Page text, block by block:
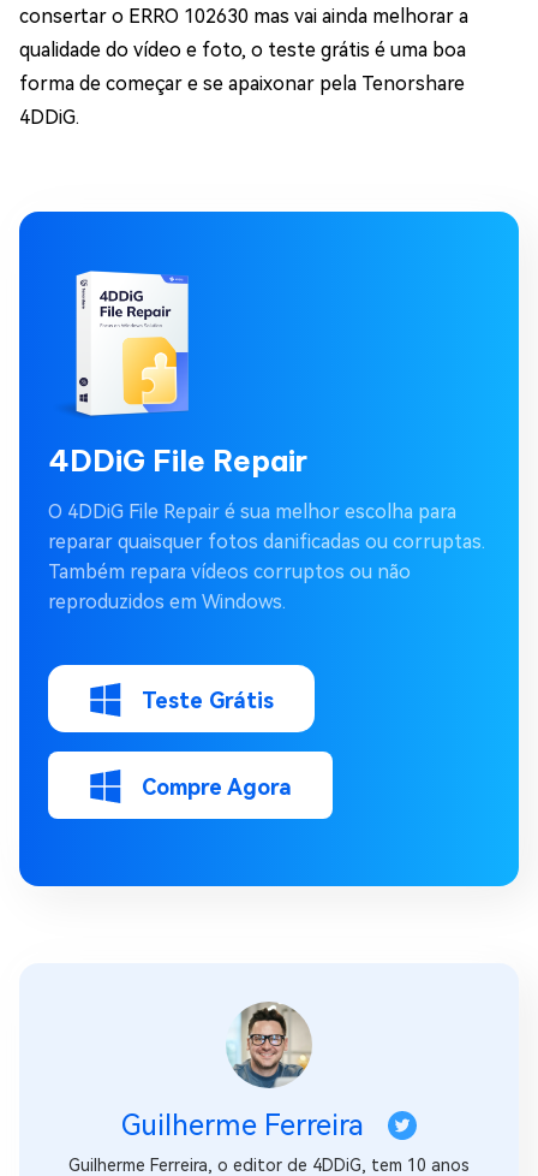
consertar o ERRO 102630 mas vai ainda melhorar a
qualidade do vídeo e foto, o teste grátis é uma boa
forma de começar e se apaixonar pela Tenorshare
4DDiG.
4DDiG File Repair
O 4DDiG File Repair é sua melhor escolha para
reparar quaisquer fotos danificadas ou corruptas.
Também repara vídeos corruptos ou não
reproduzidos em Windows.
Teste Grátis
Compre Agora
Guilherme Ferreira
Guilherme Ferreira, o editor de 4DDiG, tem 10 anos